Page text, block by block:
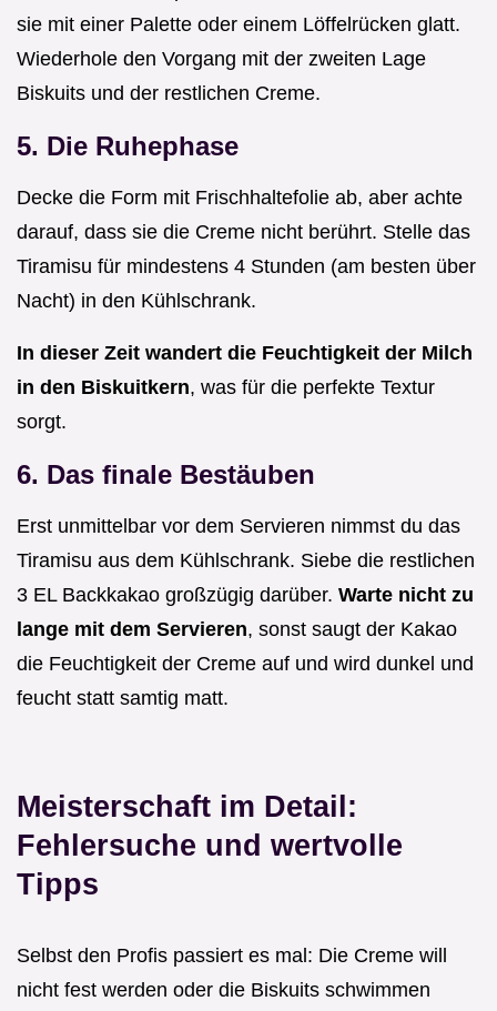
sie mit einer Palette oder einem Löffelrücken glatt.
Wiederhole den Vorgang mit der zweiten Lage
Biskuits und der restlichen Creme.
5. Die Ruhephase
Decke die Form mit Frischhaltefolie ab, aber achte
darauf, dass sie die Creme nicht berührt. Stelle das
Tiramisu für mindestens 4 Stunden (am besten über
Nacht) in den Kühlschrank.
In dieser Zeit wandert die Feuchtigkeit der Milch
in den Biskuitkern, was für die perfekte Textur
sorgt.
6. Das finale Bestäuben
Erst unmittelbar vor dem Servieren nimmst du das
Tiramisu aus dem Kühlschrank. Siebe die restlichen
3 EL Backkakao großzügig darüber. Warte nicht zu
lange mit dem Servieren, sonst saugt der Kakao
die Feuchtigkeit der Creme auf und wird dunkel und
feucht statt samtig matt.
Meisterschaft im Detail:
Fehlersuche und wertvolle
Tipps
Selbst den Profis passiert es mal: Die Creme will
nicht fest werden oder die Biskuits schwimmen